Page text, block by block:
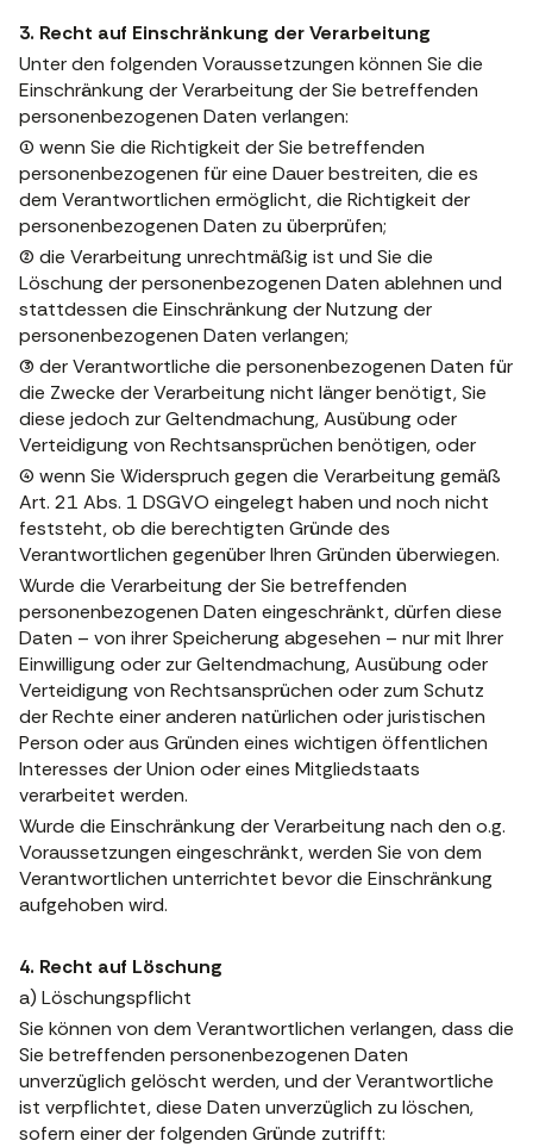
3. Recht auf Einschränkung der Verarbeitung
Unter den folgenden Voraussetzungen können Sie die
Einschränkung der Verarbeitung der Sie betreffenden
personenbezogenen Daten verlangen:
(1) wenn Sie die Richtigkeit der Sie betreffenden
personenbezogenen für eine Dauer bestreiten, die es
dem Verantwortlichen ermöglicht, die Richtigkeit der
personenbezogenen Daten zu überprüfen;
(2) die Verarbeitung unrechtmäßig ist und Sie die
Löschung der personenbezogenen Daten ablehnen und
stattdessen die Einschränkung der Nutzung der
personenbezogenen Daten verlangen;
(3) der Verantwortliche die personenbezogenen Daten für
die Zwecke der Verarbeitung nicht länger benötigt, Sie
diese jedoch zur Geltendmachung, Ausübung oder
Verteidigung von Rechtsansprüchen benötigen, oder
(4) wenn Sie Widerspruch gegen die Verarbeitung gemäß
Art. 21 Abs. 1 DSGVO eingelegt haben und noch nicht
feststeht, ob die berechtigten Gründe des
Verantwortlichen gegenüber Ihren Gründen überwiegen.
Wurde die Verarbeitung der Sie betreffenden
personenbezogenen Daten eingeschränkt, dürfen diese
Daten – von ihrer Speicherung abgesehen – nur mit Ihrer
Einwilligung oder zur Geltendmachung, Ausübung oder
Verteidigung von Rechtsansprüchen oder zum Schutz
der Rechte einer anderen natürlichen oder juristischen
Person oder aus Gründen eines wichtigen öffentlichen
Interesses der Union oder eines Mitgliedstaats
verarbeitet werden.
Wurde die Einschränkung der Verarbeitung nach den o.g.
Voraussetzungen eingeschränkt, werden Sie von dem
Verantwortlichen unterrichtet bevor die Einschränkung
aufgehoben wird.
4. Recht auf Löschung
a) Löschungspflicht
Sie können von dem Verantwortlichen verlangen, dass die
Sie betreffenden personenbezogenen Daten
unverzüglich gelöscht werden, und der Verantwortliche
ist verpflichtet, diese Daten unverzüglich zu löschen,
sofern einer der folgenden Gründe zutrifft: